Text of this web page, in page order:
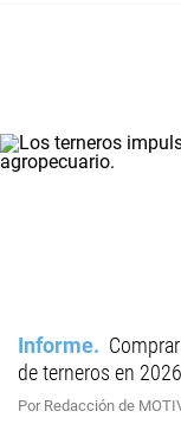
Informe
de terneros en 2026
Por Redacción de